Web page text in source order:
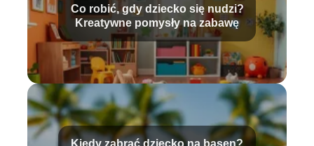
Co robić, gdy dziecko się nudzi?
Kreatywne pomysły na zabawę